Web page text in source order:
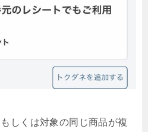
しくは対象の同じ商品が複